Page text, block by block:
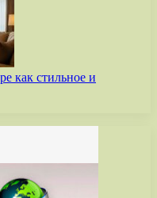
как стильное и